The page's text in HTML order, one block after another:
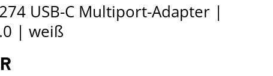
USB-C Multiport-Adapter |
| weiß